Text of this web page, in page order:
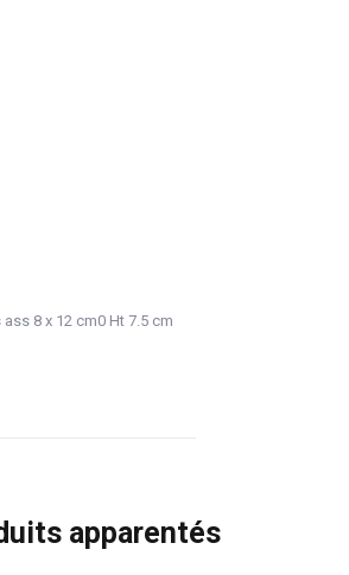
8 x 12 cm0 Ht 7.5 cm
apparentés